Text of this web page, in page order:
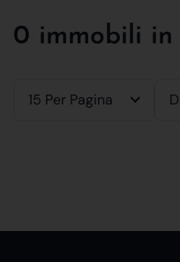
0 immobili
15 Per Pagina